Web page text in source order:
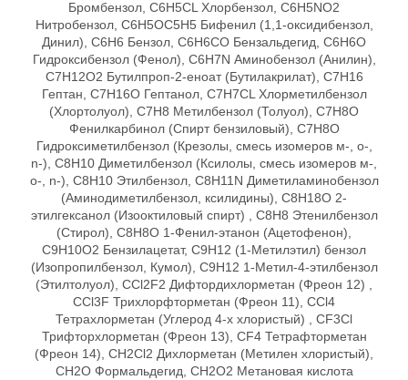
Бромбензол, C6H5CL Хлорбензол, C6H5NO2
Нитробензол, C6H5OC5H5 Бифенил (1,1-оксидибензол,
Динил), C6H6 Бензол, C6H6CO Бензальдегид, C6H6O
Гидроксибензол (Фенол), C6H7N Аминобензол (Анилин),
C7H12O2 Бутилпроп-2-еноат (Бутилакрилат), C7H16
Гептан, C7H16O Гептанол, C7H7CL Хлорметилбензол
(Хлортолуол), C7H8 Метилбензол (Толуол), C7H8O
Фенилкарбинол (Спирт бензиловый), C7Н8О
Гидроксиметилбензол (Крезолы, смесь изомеров м-, o-,
n-), C8H10 Диметилбензол (Ксилолы, смесь изомеров м-,
o-, n-), C8H10 Этилбензол, C8H11N Диметиламинобензол
(Аминодиметилбензол, ксилидины), C8H18O 2-
этилгексанол (Изооктиловый спирт) , C8H8 Этенилбензол
(Стирол), C8H8O 1-Фенил-этанон (Ацетофенон),
C9H10O2 Бензилацетат, C9H12 (1-Метилэтил) бензол
(Изопропилбензол, Кумол), C9H12 1-Метил-4-этилбензол
(Этилтолуол), CCl2F2 Дифтордихлорметан (Фреон 12) ,
CCl3F Трихлорфторметан (Фреон 11), CCl4
Тетрахлорметан (Углерод 4-х хлористый) , CF3Cl
Трифторхлорметан (Фреон 13), CF4 Тетрафторметан
(Фреон 14), CH2Cl2 Дихлорметан (Метилен хлористый),
CH2O Формальдегид, CH2O2 Метановая кислота